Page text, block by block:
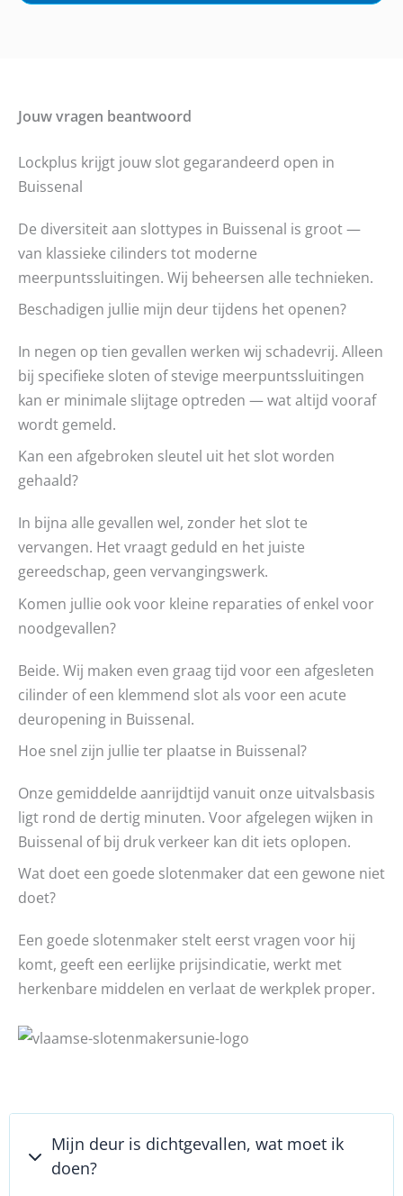
Jouw vragen beantwoord
Lockplus krijgt jouw slot gegarandeerd open in
Buissenal
De diversiteit aan slottypes in Buissenal is groot —
van klassieke cilinders tot moderne
meerpuntssluitingen. Wij beheersen alle technieken.
Beschadigen jullie mijn deur tijdens het openen?
In negen op tien gevallen werken wij schadevrij. Alleen
bij specifieke sloten of stevige meerpuntssluitingen
kan er minimale slijtage optreden — wat altijd vooraf
wordt gemeld.
Kan een afgebroken sleutel uit het slot worden
gehaald?
In bijna alle gevallen wel, zonder het slot te
vervangen. Het vraagt geduld en het juiste
gereedschap, geen vervangingswerk.
Komen jullie ook voor kleine reparaties of enkel voor
noodgevallen?
Beide. Wij maken even graag tijd voor een afgesleten
cilinder of een klemmend slot als voor een acute
deuropening in Buissenal.
Hoe snel zijn jullie ter plaatse in Buissenal?
Onze gemiddelde aanrijdtijd vanuit onze uitvalsbasis
ligt rond de dertig minuten. Voor afgelegen wijken in
Buissenal of bij druk verkeer kan dit iets oplopen.
Wat doet een goede slotenmaker dat een gewone niet
doet?
Een goede slotenmaker stelt eerst vragen voor hij
komt, geeft een eerlijke prijsindicatie, werkt met
herkenbare middelen en verlaat de werkplek proper.
Mijn deur is dichtgevallen, wat moet ik
doen?